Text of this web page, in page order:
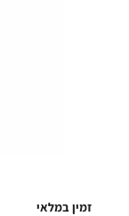
זמין במלאי